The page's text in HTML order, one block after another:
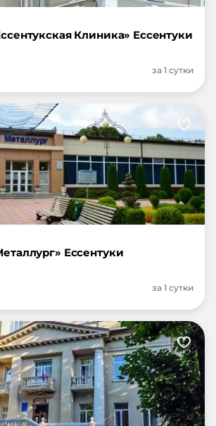
Клиника» Ессентуки
за 1 сутки
Ессентуки
за 1 сутки